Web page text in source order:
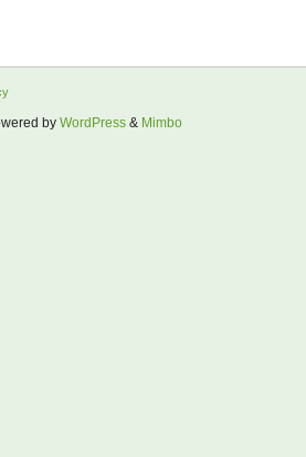
by WordPress & Mimbo